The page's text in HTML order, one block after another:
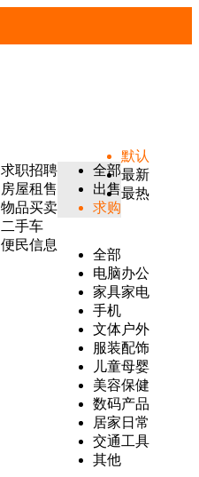
求职招聘
房屋租售
物品买卖
二手车
便民信息
全部
出售
求购
全部
电脑办公
家具家电
手机
文体户外
服装配饰
儿童母婴
美容保健
数码产品
居家日常
交通工具
其他
默认
最新
最热